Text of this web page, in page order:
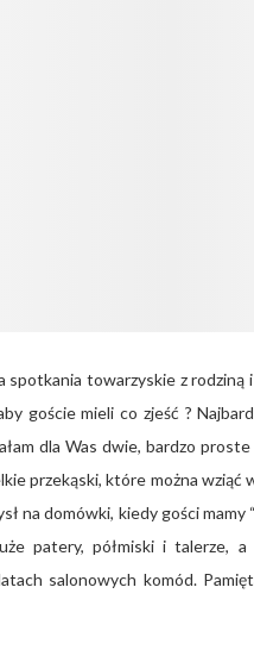
spotkania towarzyskie z
goście mieli co zjeść ?
dla Was dwie, bardzo
przekąski, które można wziąć
na domówki, kiedy gości
patery, półmiski i talerze,
salonowych komód.